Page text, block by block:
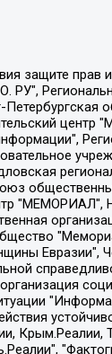
"Чайка Белые сады", Ветошкина Валерия Валерьевна, Заговора Максим Александрович, Межрегиональное общественное движение "Российская ЛГБТ - сеть", Оленичев Максим Владимирович, Павлов Иван Юрьевич, Скворцова Елена Сергеевна, Общество с ограниченной ответственностью "Как бы инагент", Кочетков Игорь Викторович, Общество с ограниченной ответственностью "Честные выборы", Еланчик Олег Александрович, Общество с ограниченной ответственностью "Нобелевский призыв", Гималова Регина Эмилевна, Григорьев Андрей Валерьевич, Григорьева Алина Александровна, Ассоциация по содействию защите прав призывников, альтернативнослужащих и военнослужащих "Правозащитная группа "Гражданин.Армия.Право", Хисамова Регина Фаритовна, Автономная некоммерческая организация по реализации социально-правовых программ "Лилит", Дальневосточное общественное движение "Маяк",